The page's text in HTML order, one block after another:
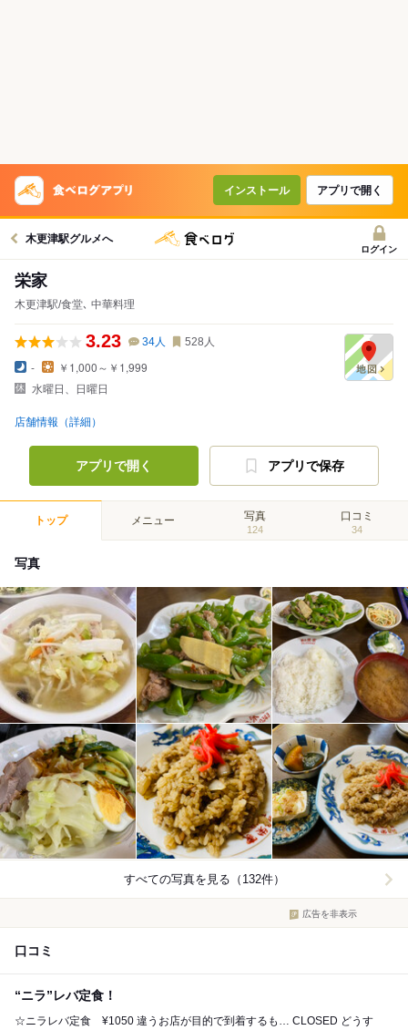
インストール アプリで開く
木更津駅グルメへ
ログイン
栄家
木更津駅/食堂､ 中華料理
3.23 34人 528 人
-
￥1,000～￥1,999
水曜日、日曜日
店舗情報（詳細）
アプリで開く アプリで保存
トップ メニュー 写真
124
口コミ
34
写真
すべての写真を見る（132件）
広告を非表示
口コミ
“ニラ”レバ定食！
☆ニラレバ定食 ¥1050 違うお店が目的で到着するも… CLOSED どうす